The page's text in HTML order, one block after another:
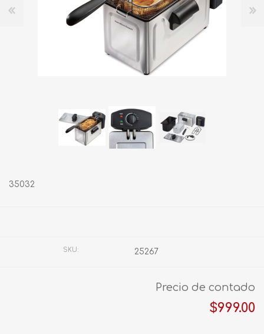
35032
SKU: 25267
Precio de contado
$999.00